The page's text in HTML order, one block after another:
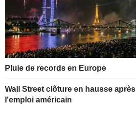
Pluie de records en Europe
Wall Street clôture en hausse après
l'emploi américain